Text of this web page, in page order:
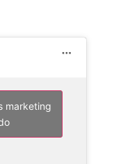
marketing